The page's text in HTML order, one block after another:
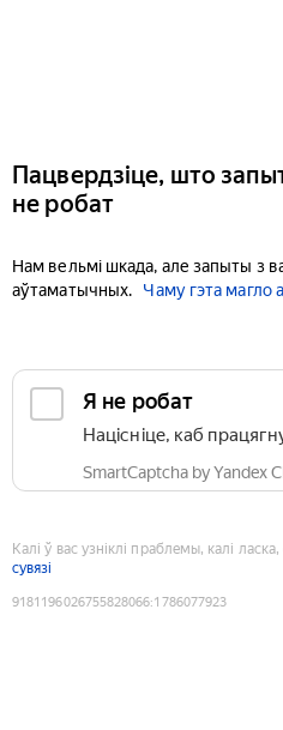
Пацвердзіце, што
не робат
Нам вельмі шкада, але запыты з
аўтаматычных.
Чаму гэта магло
Я не робат
Націсніце, каб
SmartCaptcha by Yandex
Калі ў вас узніклі праблемы, калі
сувязі
9181196026755828066:1786077923